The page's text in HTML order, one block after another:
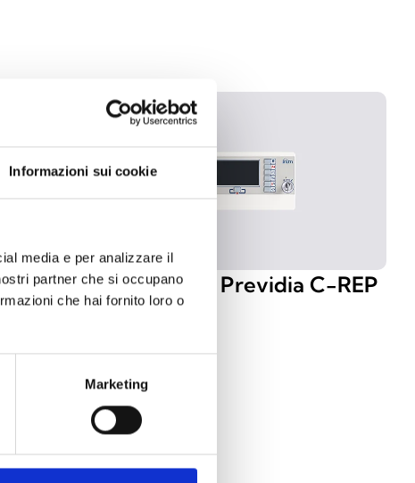
Informazioni sui cookie
media e per analizzare il
partner che si occupano
che hai fornito loro o
Marketing
Repeater Previdia C-REP